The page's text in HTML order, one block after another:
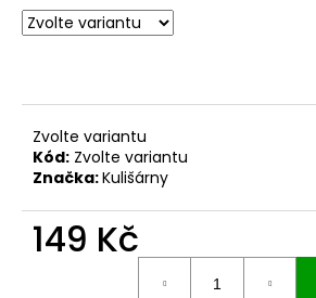
Zvolte variantu
Kód: Zvolte variantu
Značka:Kulišárny
149 Kč
o
u
č
u